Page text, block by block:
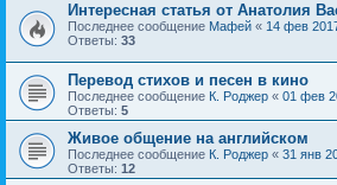
Интересная статья от Анатолия
Последнее сообщение Мафей « 14 фев
Ответы: 33
Перевод стихов и песен в кино
Последнее сообщение К. Роджер « 01 фев
Ответы: 5
Живое общение на английском
Последнее сообщение К. Роджер « 31 янв
Ответы: 12